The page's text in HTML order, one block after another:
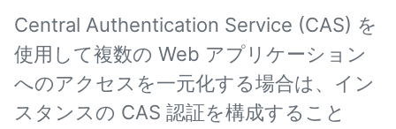
Central Authentication Service (CAS) を
使用して複数の Web アプリケーション
へのアクセスを一元化する場合は、イン
スタンスの CAS 認証を構成すること